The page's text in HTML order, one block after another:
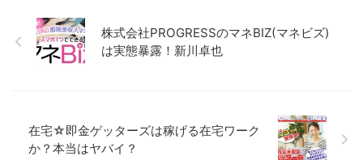
株式会社PROGRESSのマネBIZ(マネビズ)
は実態暴露！新川卓也
在宅☆即金ゲッターズは稼げる在宅ワーク
か？本当はヤバイ？